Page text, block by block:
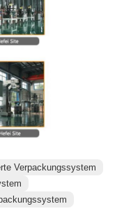
Verpackungssystem